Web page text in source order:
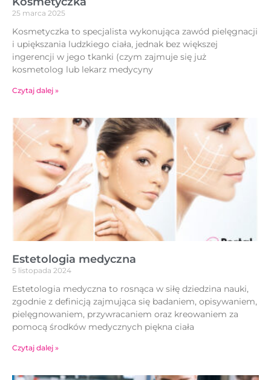
25 marca 2025
Kosmetyczka to specjalista wykonująca zawód pielęgnacji
i upiększania ludzkiego ciała, jednak bez większej
ingerencji w jego tkanki (czym zajmuje się już
kosmetolog lub lekarz medycyny
Czytaj dalej »
Estetologia medyczna
5 listopada 2024
Estetologia medyczna to rosnąca w siłę dziedzina nauki,
zgodnie z definicją zajmująca się badaniem, opisywaniem,
pielęgnowaniem, przywracaniem oraz kreowaniem za
pomocą środków medycznych piękna ciała
Czytaj dalej »